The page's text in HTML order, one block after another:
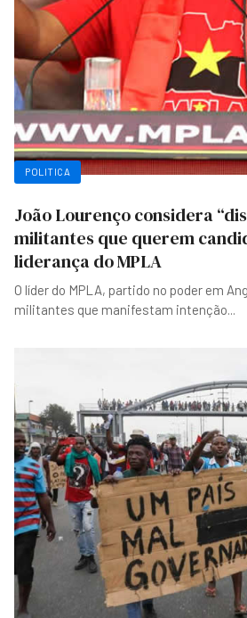
POLITICA
João Lourenço considera
militantes que querem
liderança do MPLA
O líder do MPLA, partido no poder em
militantes que manifestam intenção...